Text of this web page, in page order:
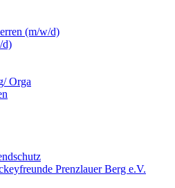
(m/w/d)
d)
Orga
Prenzlauer Berg e.V.